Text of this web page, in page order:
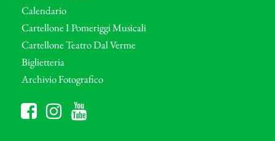
Calendario
Cartellone I Pomeriggi Musicali
Cartellone Teatro Dal Verme
Biglietteria
Archivio Fotografico